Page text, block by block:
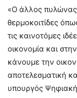
«Ο άλλος πυλώνας
θερμοκοιτίδες
τις καινοτόμες
οικονομία και
κάνουμε την
αποτελεσματική
υπουργός